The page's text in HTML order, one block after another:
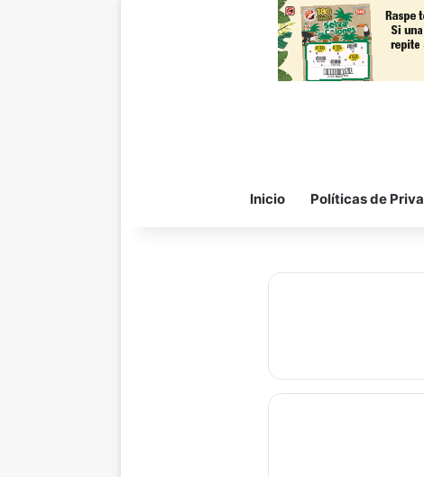
Inicio Políticas de